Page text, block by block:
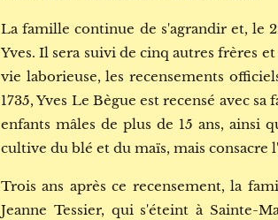
La famille continue de s'agrandir et, le
Yves. Il sera suivi de cinq autres frères
vie laborieuse, les recensements
1735, Yves Le Bègue est recensé avec
enfants mâles de plus de 15 ans, ainsi
cultive du blé et du maïs, mais consacre
Trois ans après ce recensement, la
Jeanne Tessier, qui s'éteint à Sainte-